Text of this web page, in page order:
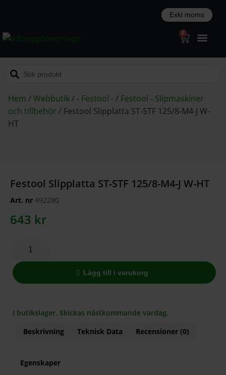
0
Hem /Webbutik/ - Festool -/ Festool - Slipmaskiner
och tillbehör / Festool Slipplatta ST-STF 125/8-M4-J W-
HT
Festool Slipplatta ST-STF 125/8-M4-J W-HT
Art. nr 492280
643 kr
Lägg till i varukorg
I butikslager. Skickas nästkommande vardag.
Beskrivning
Teknisk Data Recensioner (0)
Egenskaper